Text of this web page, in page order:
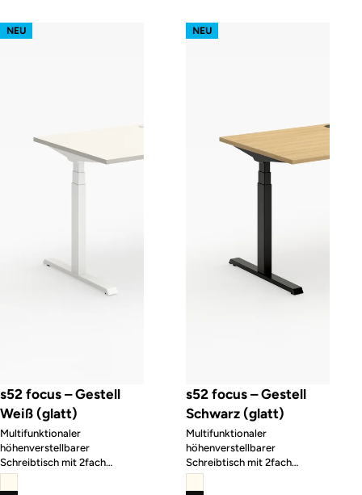
s52 focus – Gestell Weiß (glatt)
NEU
s52 focus – Gestell
Weiß (glatt)
Multifunktionaler
höhenverstellbarer
Schreibtisch mit 2fach
Memory-Funktion
s52 focus – Gestell Schwarz (glatt)
NEU
s52 focus – Gestell
Schwarz (glatt)
Multifunktionaler
höhenverstellbarer
Schreibtisch mit 2fach
Memory-Funktion